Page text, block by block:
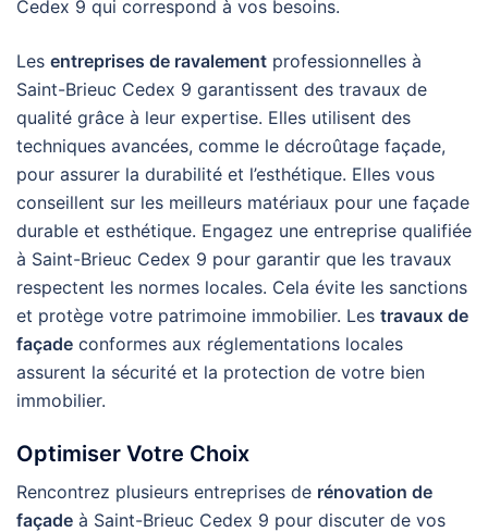
Cedex 9 qui correspond à vos besoins.
Les entreprises de ravalement professionnelles à
Saint-Brieuc Cedex 9 garantissent des travaux de
qualité grâce à leur expertise. Elles utilisent des
techniques avancées, comme le décroûtage façade,
pour assurer la durabilité et l’esthétique. Elles vous
conseillent sur les meilleurs matériaux pour une façade
durable et esthétique. Engagez une entreprise qualifiée
à Saint-Brieuc Cedex 9 pour garantir que les travaux
respectent les normes locales. Cela évite les sanctions
et protège votre patrimoine immobilier. Les travaux de
façade conformes aux réglementations locales
assurent la sécurité et la protection de votre bien
immobilier.
Optimiser Votre Choix
Rencontrez plusieurs entreprises de rénovation de
façade à Saint-Brieuc Cedex 9 pour discuter de vos